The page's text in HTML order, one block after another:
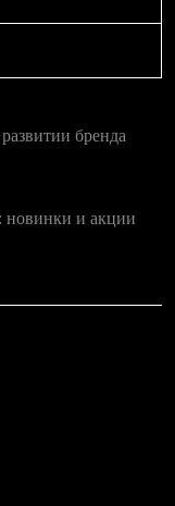
бренда
новинки и акции